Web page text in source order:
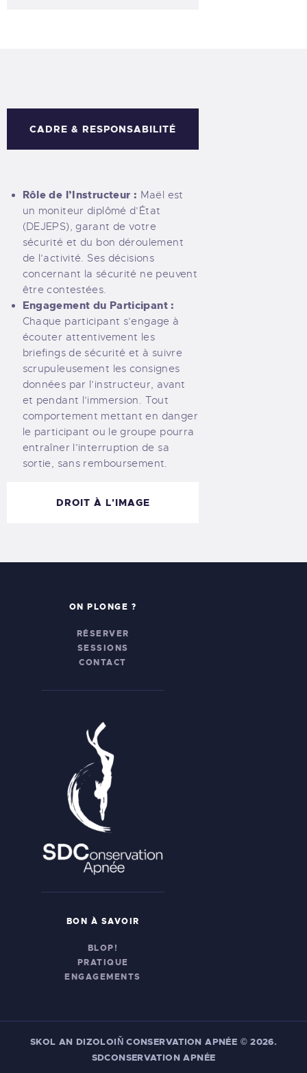
CADRE & RESPONSABILITÉ
Rôle de l’Instructeur : Maël est
un moniteur diplômé d’État
(DEJEPS), garant de votre
sécurité et du bon déroulement
de l’activité. Ses décisions
concernant la sécurité ne peuvent
être contestées.
Engagement du Participant :
Chaque participant s’engage à
écouter attentivement les
briefings de sécurité et à suivre
scrupuleusement les consignes
données par l’instructeur, avant
et pendant l’immersion. Tout
comportement mettant en danger
le participant ou le groupe pourra
entraîner l’interruption de sa
sortie, sans remboursement.
DROIT À L'IMAGE
ON PLONGE ?
RÉSERVER
SESSIONS
CONTACT
BON À SAVOIR
BLOP!
PRATIQUE
ENGAGEMENTS
SKOL AN DIZOLOIŇ CONSERVATION APNÉE © 2026.
SDCONSERVATION APNÉE